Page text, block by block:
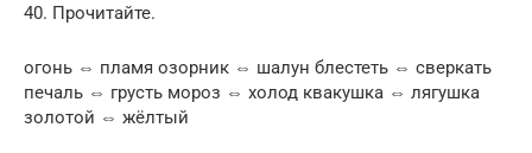
40. Прочитайте.
огонь ⇔ пламя озорник ⇔ шалун блестеть ⇔ сверкать
печаль ⇔ грусть мороз ⇔ холод квакушка ⇔ лягушка
золотой ⇔ жёлтый